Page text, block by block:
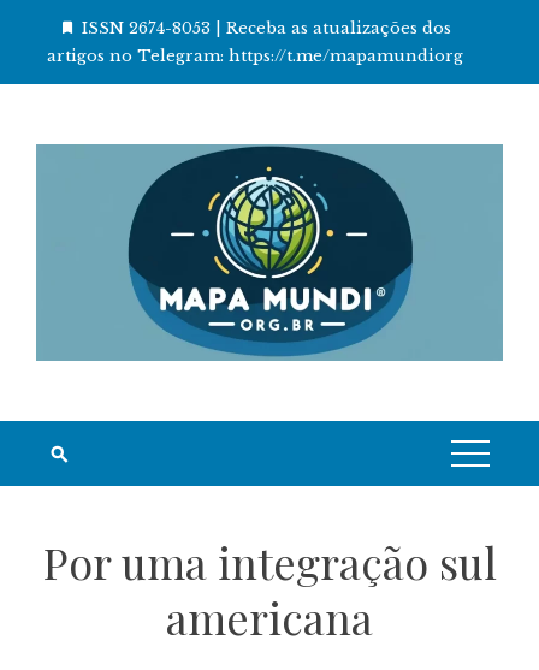
ISSN 2674-8053 | Receba as atualizações dos
artigos no Telegram: https://t.me/mapamundiorg
Por uma integração sul
americana